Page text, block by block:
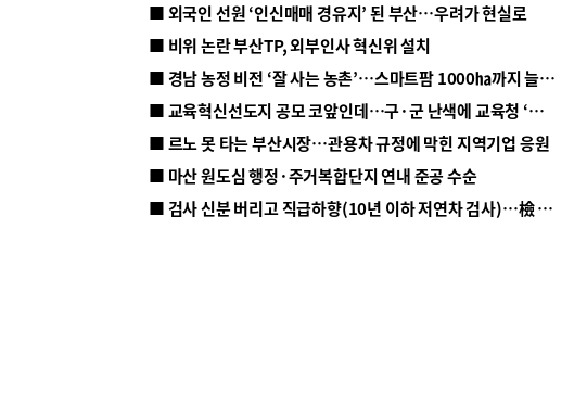
■ 외국인 선원 ‘인신매매 경유지’ 된 부산…우려가 현실로
■ 비위 논란 부산TP, 외부인사 혁신위 설치
■ 경남 농정 비전 ‘잘 사는 농촌’…스마트팜 1000㏊까지 늘린다
■ 교육혁신선도지 공모 코앞인데…구·군 난색에 교육청 ‘쩔쩔’
■ 르노 못 타는 부산시장…관용차 규정에 막힌 지역기업 응원
■ 마산 원도심 행정·주거복합단지 연내 준공 수순
■ 검사 신분 버리고 직급하향(10년 이하 저연차 검사)…檢 중수청행 기피